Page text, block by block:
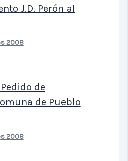
J.D. Perón al
2008
de
de Pueblo
2008